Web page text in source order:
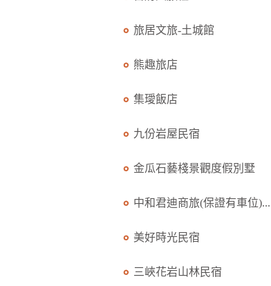
旅居文旅-土城館
熊趣旅店
集璦飯店
九份岩屋民宿
金瓜石藝棧景觀度假別墅
中和君迪商旅(保證有車位)...
美好時光民宿
三峽花岩山林民宿